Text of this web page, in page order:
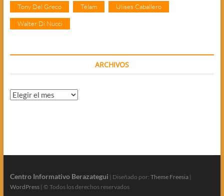
Tony Del Greco Télam Ulises Caballero
Walter Di Nucci
ARCHIVOS
Archivos
Centro Informativo Berazategui | Diseñado por: Theme Freesia|
WordPress| © Todos los derechos reservados